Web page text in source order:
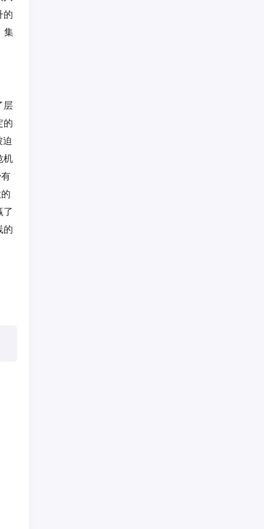
的
集
层
的
机
了
的